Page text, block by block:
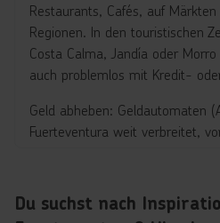
Restaurants, Cafés, auf
Regionen. In den touristischen
Costa Calma, Jandía oder
auch problemlos mit Kredit-
Geld abheben: Geldautomaten
Fuerteventura weit verbreitet,
akzeptiert, während American
ist. Beim Abheben solltest du
Du suchst nach